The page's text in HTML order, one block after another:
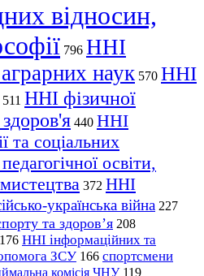
відносин,
796 ННІ
наук 570 ННІ
511 ННІ фізичної
440 ННІ
та соціальних
освіти,
372 ННІ
українська війна 227
та здоров’я 208
176 ННІ інформаційних та
ЗСУ 166 спортсмени
комісія ЧНУ 119